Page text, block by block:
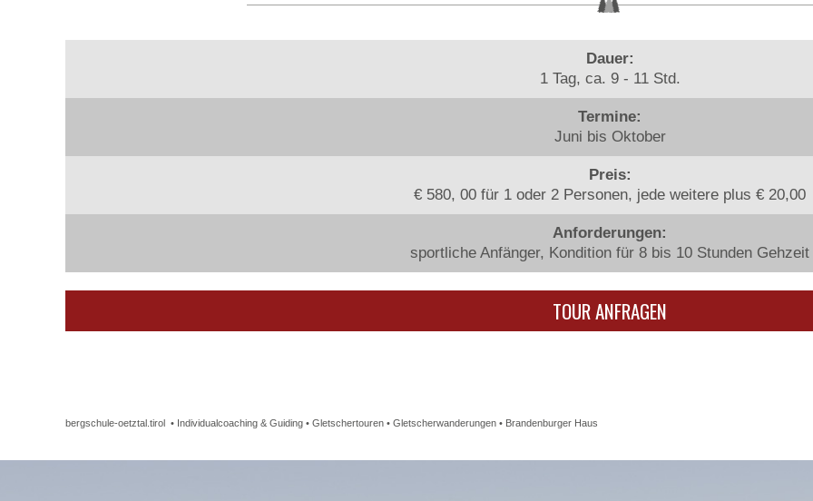
Dauer:
1 Tag, ca. 9 - 11 Std.
Termine:
Juni bis Oktober
Preis:
€ 580, 00 für 1 oder 2 Personen, jede weitere plus € 20,00
Anforderungen:
sportliche Anfänger, Kondition für 8 bis 10 Stunden Gehzeit
bergschule-oetztal.tirol • Individualcoaching & Guiding • Gletschertouren • Gletscherwanderungen • Brandenburger Haus